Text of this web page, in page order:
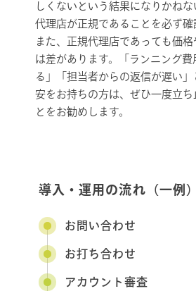
しくないという結果になりかね
代理店が正規であることを必ず確
また、正規代理店であっても価
は差があります。「ランニング費
る」「担当者からの返信が遅い
安をお持ちの方は、ぜひ一度立ち
とをお勧めします。
導入・運用の流れ（一例）
お問い合わせ
お打ち合わせ
アカウント 審査